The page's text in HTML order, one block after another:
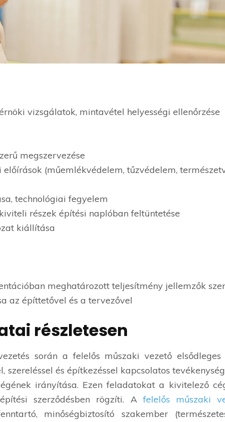
vizsgálatok, mintavétel helyességi ellenőrzése
megszervezése
(műemlékvédelem, tűzvédelem,
technológiai fegyelem
részek építési naplóban feltüntetése
kiállítása
meghatározott teljesítmény jellemzők
az építtetővel és a tervezővel
részletesen
során a felelős műszaki vezető
szereléssel és építkezéssel kapcsolatos
irányítása. Ezen feladatokat a kivitelező
szerződésben rögzíti. A felelős műszaki
minőségbiztosító szakember